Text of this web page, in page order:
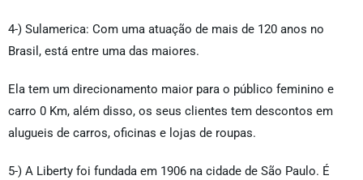
4-) Sulamerica: Com uma atuação de mais de 120 anos no
Brasil, está entre uma das maiores.
Ela tem um direcionamento maior para o público feminino e
carro 0 Km, além disso, os seus clientes tem descontos em
alugueis de carros, oficinas e lojas de roupas.
5-) A Liberty foi fundada em 1906 na cidade de São Paulo. É